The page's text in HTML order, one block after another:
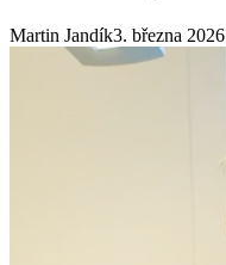
Martin Jandík3. března 2026